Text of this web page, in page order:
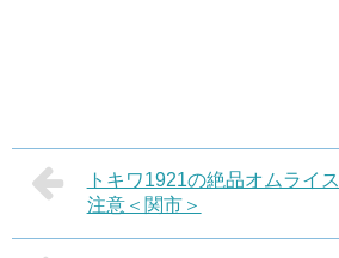
トキワ1921の絶品オムライ
注意＜関市＞